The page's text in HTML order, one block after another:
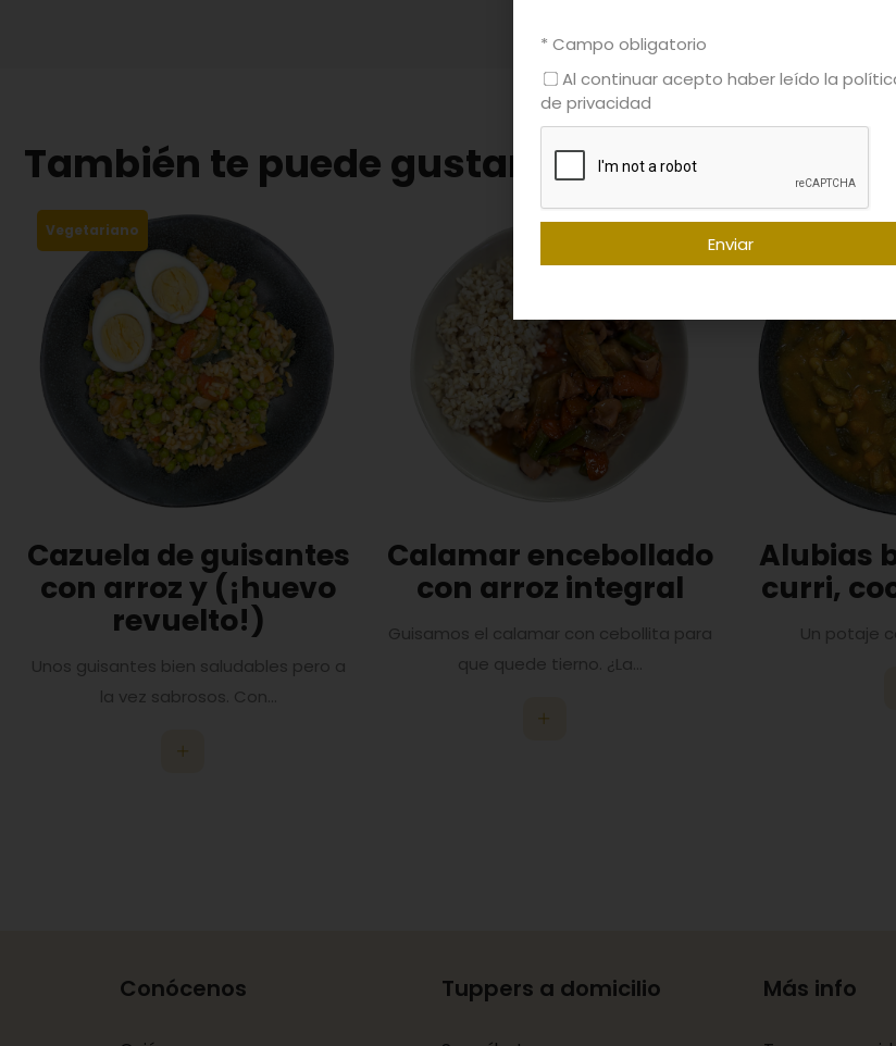
También te puede gustar
Vegetariano
Cazuela de guisantes
con arroz y (¡huevo
revuelto!)
Unos guisantes bien saludables pero a
la vez sabrosos. Con...
Calamar encebollado
con arroz integral
Guisamos el calamar con cebollita para
que quede tierno. ¿La...
Alubias
curri,
Un potaje
Conócenos Tuppers a domicilio Más info
* Campo obligatorio
Al continuar acepto haber leído la
de privacidad
Enviar